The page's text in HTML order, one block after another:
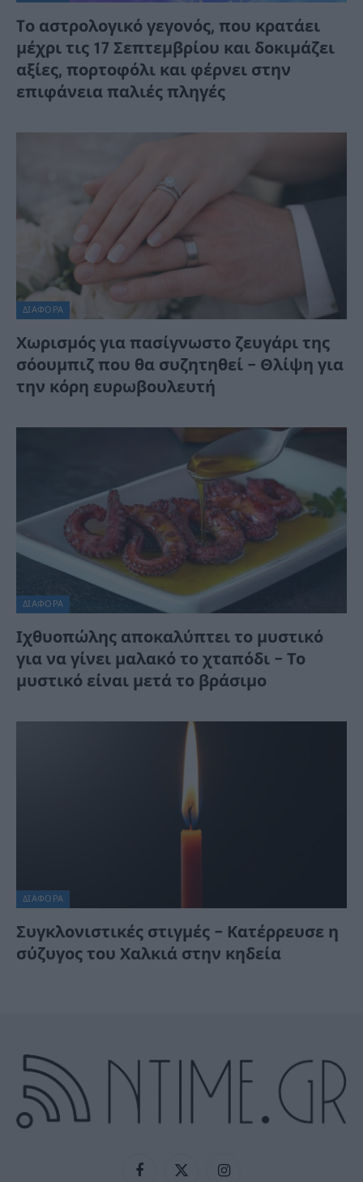
Tο αστρολογικό γεγονός, που κρατάει
μέχρι τις 17 Σεπτεμβρίου και δοκιμάζει
αξίες, πορτοφόλι και φέρνει στην
επιφάνεια παλιές πληγές
ΔΙΆΦΟΡΑ
Χωρισμός για πασίγνωστο ζευγάρι της
σόουμπιζ που θα συζητηθεί – Θλίψη για
την κόρη ευρωβουλευτή
ΔΙΆΦΟΡΑ
Ιχθυοπώλης αποκαλύπτει το μυστικό
για να γίνει μαλακό το χταπόδι – Το
μυστικό είναι μετά το βράσιμο
ΔΙΆΦΟΡΑ
Συγκλονιστικές στιγμές – Κατέρρευσε η
σύζυγος του Χαλκιά στην κηδεία
Facebook X Instagram